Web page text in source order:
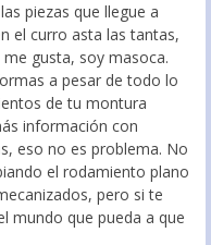
piezas que llegue a
el curro asta las tantas,
gusta, soy masoca.
a pesar de todo lo
de tu montura
información con
eso no es problema. No
el rodamiento plano
pero si te
mundo que pueda a que